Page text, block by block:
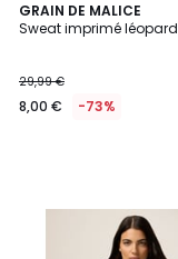
GRAIN DE MALICE
Sweat imprimé léopard
29,99 €
8,00 € -73%